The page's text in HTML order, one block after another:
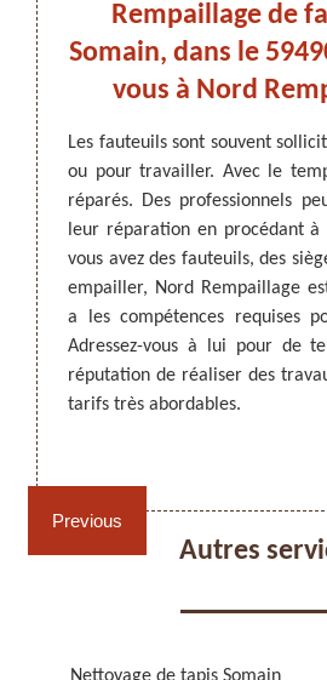
ARTISAN DEZITTER ,
CANNAGE -
Rempaillage fauteuil,
chaises et sièges 59
Previous
la
:
les
de
vous
et
Rempaillage de
Somain, dans le
vous à Nord
Les fauteuils sont souvent
ou pour travailler. Avec le
réparés. Des professionnels
leur réparation en procédant à
vous avez des fauteuils, des
empailler, Nord Rempaillage
a les compétences requises
Adressez-vous à lui pour de
réputation de réaliser des
tarifs très abordables.
Autres